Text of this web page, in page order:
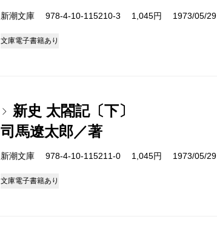
新潮文庫 978-4-10-115210-3 1,045円 1973/05/29
文庫電子書籍あり
新史 太閤記〔下〕
司馬遼太郎／著
新潮文庫 978-4-10-115211-0 1,045円 1973/05/29
文庫電子書籍あり